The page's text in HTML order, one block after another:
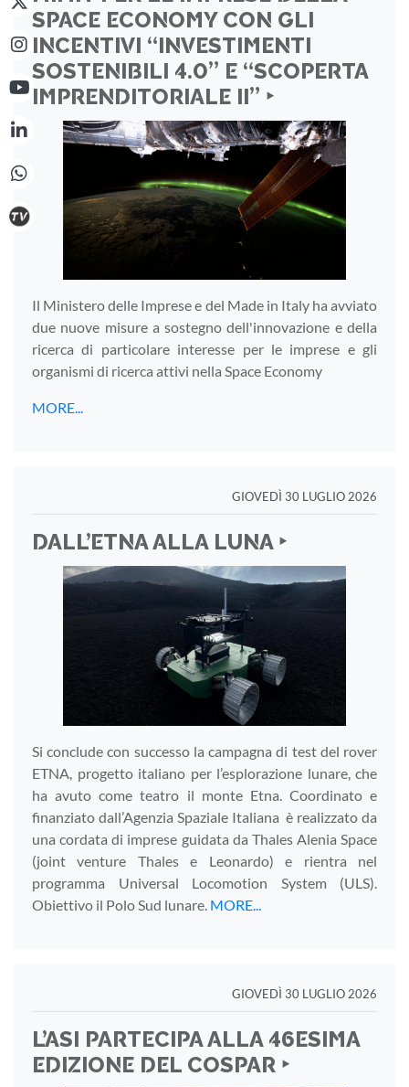
SPACE ECONOMY CON GLI
INCENTIVI “INVESTIMENTI
SOSTENIBILI 4.0” E “SCOPERTA
IMPRENDITORIALE II” ‣
Il Ministero delle Imprese e del Made in Italy ha avviato
due nuove misure a sostegno dell'innovazione e della
ricerca di particolare interesse per le imprese e gli
organismi di ricerca attivi nella Space Economy
MORE...
GIOVEDÌ 30 LUGLIO 2026
DALL’ETNA ALLA LUNA ‣
Si conclude con successo la campagna di test del rover
ETNA, progetto italiano per l’esplorazione lunare, che
ha avuto come teatro il monte Etna. Coordinato e
finanziato dall’Agenzia Spaziale Italiana è realizzato da
una cordata di imprese guidata da Thales Alenia Space
(joint venture Thales e Leonardo) e rientra nel
programma Universal Locomotion System (ULS).
Obiettivo il Polo Sud lunare. MORE...
GIOVEDÌ 30 LUGLIO 2026
L’ASI PARTECIPA ALLA 46ESIMA
EDIZIONE DEL COSPAR ‣